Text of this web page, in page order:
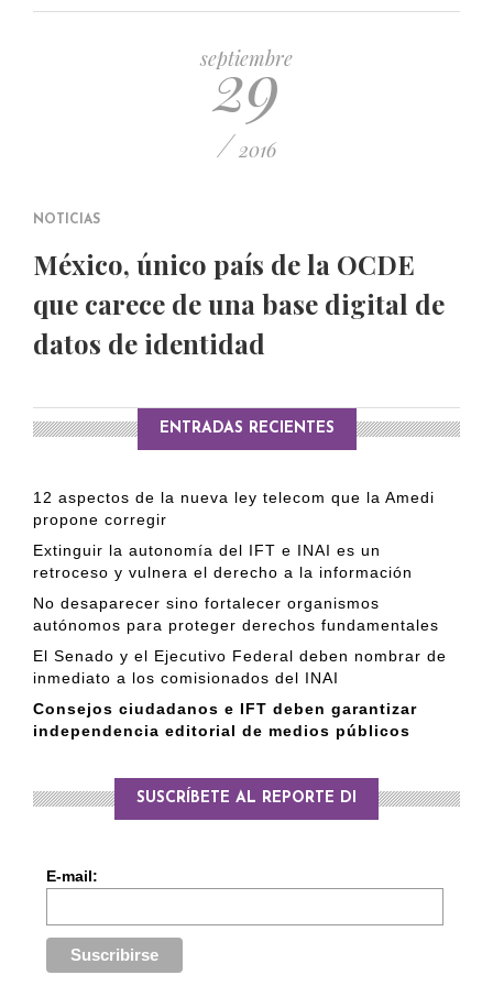
septiembre
29
/ 2016
NOTICIAS
México, único país de la OCDE
que carece de una base digital de
datos de identidad
ENTRADAS RECIENTES
12 aspectos de la nueva ley telecom que la Amedi
propone corregir
Extinguir la autonomía del IFT e INAI es un
retroceso y vulnera el derecho a la información
No desaparecer sino fortalecer organismos
autónomos para proteger derechos fundamentales
El Senado y el Ejecutivo Federal deben nombrar de
inmediato a los comisionados del INAI
Consejos ciudadanos e IFT deben garantizar
independencia editorial de medios públicos
SUSCRÍBETE AL REPORTE DI
E-mail: